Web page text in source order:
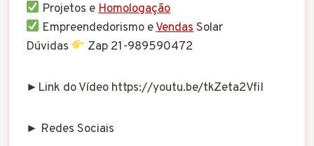
Projetos eHomologação
Empreendedorismo eVendasSolar
Dúvidas
Zap 21-989590472
►Link do Vídeo https://youtu.be/tkZeta2VfiI
► Redes Sociais